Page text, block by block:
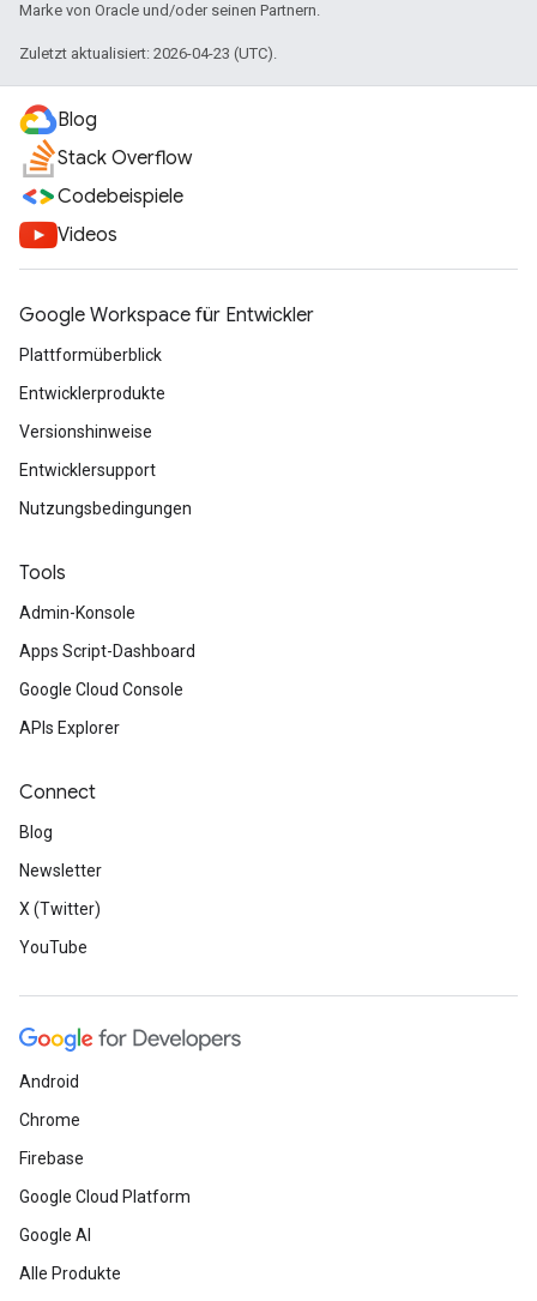
Marke von Oracle und/oder seinen Partnern.
Zuletzt aktualisiert: 2026-04-23 (UTC).
Blog
Stack Overflow
Codebeispiele
Videos
Google Workspace für Entwickler
Plattformüberblick
Entwicklerprodukte
Versionshinweise
Entwicklersupport
Nutzungsbedingungen
Tools
Admin-Konsole
Apps Script-Dashboard
Google Cloud Console
APIs Explorer
Connect
Blog
Newsletter
X (Twitter)
YouTube
Android
Chrome
Firebase
Google Cloud Platform
Google AI
Alle Produkte